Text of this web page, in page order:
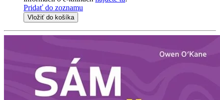
Pridať do zoznamu
Vložiť do košíka